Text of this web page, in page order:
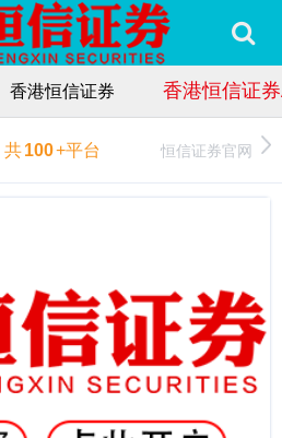
香港恒信证券 香港恒信证
共100+平台 恒信证券官网